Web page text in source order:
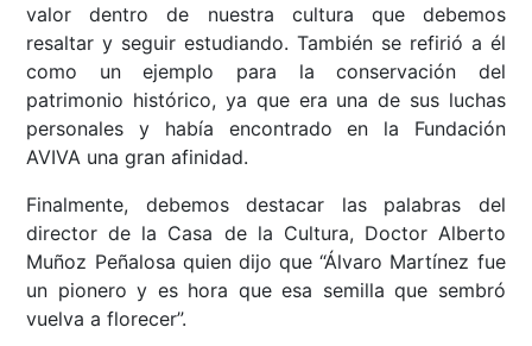
valor dentro de nuestra cultura que debemos
resaltar y seguir estudiando. También se refirió a él
como un ejemplo para la conservación del
patrimonio histórico, ya que era una de sus luchas
personales y había encontrado en la Fundación
AVIVA una gran afinidad.
Finalmente, debemos destacar las palabras del
director de la Casa de la Cultura, Doctor Alberto
Muñoz Peñalosa quien dijo que “Álvaro Martínez fue
un pionero y es hora que esa semilla que sembró
vuelva a florecer”.